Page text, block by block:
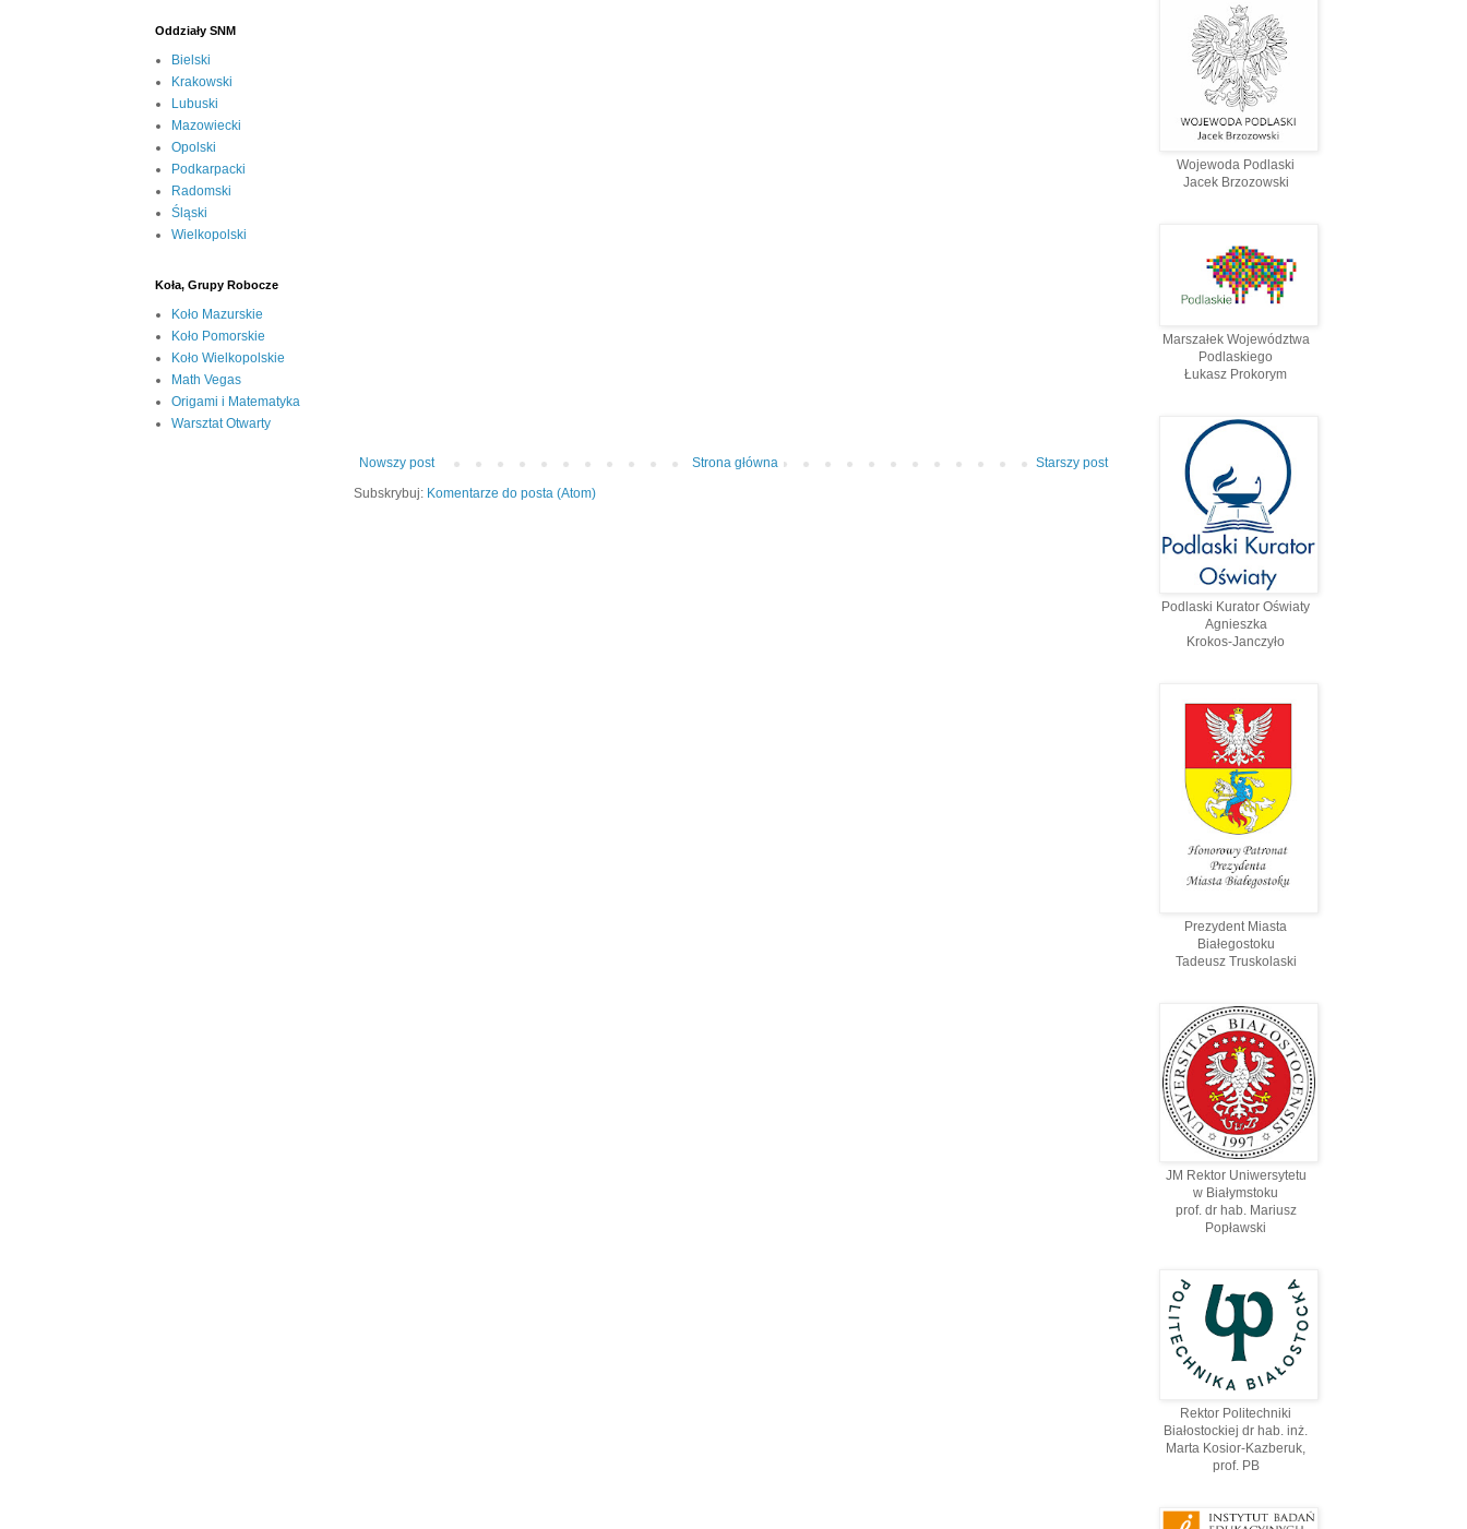
Nowszy post Starszy post
Strona główna
Subskrybuj: Komentarze do posta (Atom)
Oddziały SNM
Bielski
Krakowski
Lubuski
Mazowiecki
Opolski
Podkarpacki
Radomski
Śląski
Wielkopolski
Koła, Grupy Robocze
Koło Mazurskie
Koło Pomorskie
Koło Wielkopolskie
Math Vegas
Origami i Matematyka
Warsztat Otwarty
Wojewoda Podlaski
Jacek Brzozowski
Marszałek Województwa
Podlaskiego
Łukasz Prokorym
Podlaski Kurator Oświaty
Agnieszka
Krokos-Janczyło
Prezydent Miasta
Białegostoku
Tadeusz Truskolaski
JM Rektor Uniwersytetu
w Białymstoku
prof. dr hab. Mariusz
Popławski
Rektor Politechniki
Białostockiej dr hab. inż.
Marta Kosior-Kazberuk,
prof. PВ